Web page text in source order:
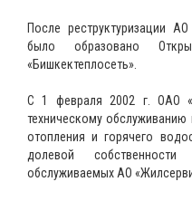
После реструктуризации
было образовано
«Бишкектеплосеть».
С 1 февраля 2002 г. ОАО
техническому
отопления и горячего
долевой
обслуживаемых АО